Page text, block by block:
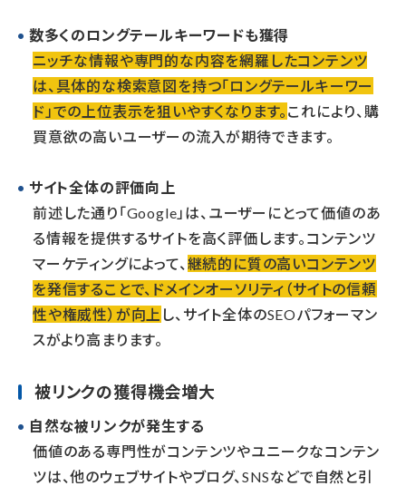
数多くのロングテールキーワードも獲得
ニッチな情報や専門的な内容を網羅したコンテンツ
は、具体的な検索意図を持つ「ロングテールキーワー
ド」での上位表示を狙いやすくなります。 これにより、購
買意欲の高いユーザーの流入が期待できます。
サイト全体の評価向上
前述した通り「Google」は、ユーザーにとって価値のあ
る情報を提供するサイトを高く評価します。コンテンツ
マーケティングによって、 継続的に質の高いコンテンツ
を発信することで、ドメインオーソリティ（サイトの信頼
性や権威性）が向上 し、サイト全体のSEOパフォーマン
スがより高まります。
被リンクの獲得機会増大
自然な被リンクが発生する
価値のある専門性がコンテンツやユニークなコンテン
ツは、他のウェブサイトやブログ、SNSなどで自然と引